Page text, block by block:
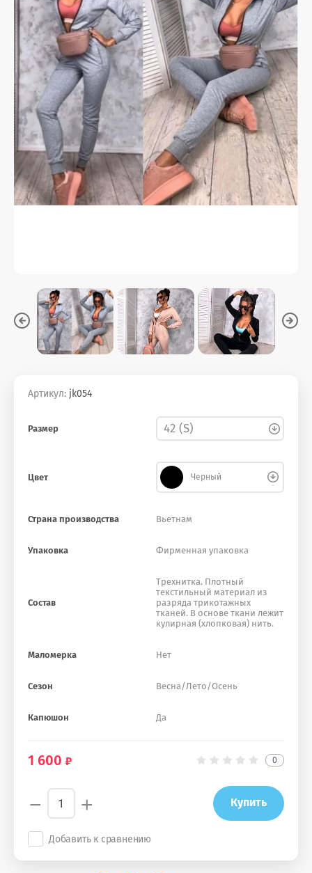
Артикул: jk054
Размер
Цвет Черный
Страна производства Вьетнам
Упаковка Фирменная упаковка
Состав
Трехнитка. Плотный
текстильный материал из
разряда трикотажных
тканей. В основе ткани лежит
кулирная (хлопковая) нить.
Маломерка Нет
Сезон Весна/Лето/Осень
Капюшон Да
1 600 0
− + Купить
Добавить к сравнению